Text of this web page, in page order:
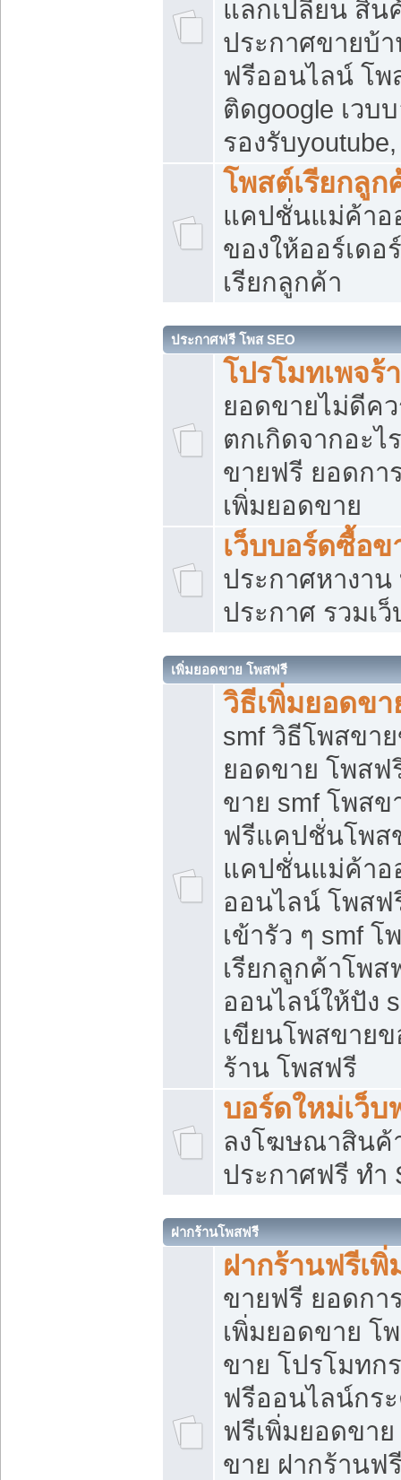
แลกเปลี่ยน สิน
ประกาศขายบ้
ฟรีออนไลน์ โพ
ติดgoogle เวบ
รองรับ
โพสต์เรียกลูก
แคปชั่นแม่ค้าอ
ของให้ออร์เดอ
เรียกลูกค้า
ประกาศฟรี โพส SEO
โปรโมทเพจร้
ยอดขายไม่ดีค
ตกเกิดจากอะไ
ขายฟรี ยอดกา
เพิ่มยอดขาย
เว็บบอร์ดซื้อข
ประกาศหางาน
ประกาศ รวมเ
เพิ่มยอดขาย โพสฟรี
วิธีเพิ่มยอดข
smf วิธีโพสขา
ยอดขาย โพสฟ
ขาย smf โพส
ฟรีแคปชั่นโพส
แคปชั่นแม่ค้า
ออนไลน์ โพสฟ
เข้ารัว ๆ smf
เรียกลูกค้าโพส
ออนไลน์ให้ปัง
เขียนโพสขาย
ร้าน โพสฟรี
บอร์ดใหม่เว็บ
ลงโฆษณาสิน
ประกาศฟรี ทำ
ฝากร้านโพสฟรี
ฝากร้านฟรีเ
ขายฟรี ยอดกา
เพิ่มยอดขาย โ
ขาย โปรโมทก
ฟรีออนไลน์กร
ฟรีเพิ่มยอดขา
ขาย ฝากร้านฟ